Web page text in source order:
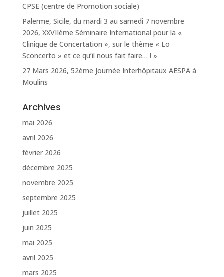
CPSE (centre de Promotion sociale)
Palerme, Sicile, du mardi 3 au samedi 7 novembre
2026, XXVIIème Séminaire International pour la «
Clinique de Concertation », sur le thème « Lo
Sconcerto » et ce qu’il nous fait faire… ! »
27 Mars 2026, 52ème Journée Interhôpitaux AESPA à
Moulins
Archives
mai 2026
avril 2026
février 2026
décembre 2025
novembre 2025
septembre 2025
juillet 2025
juin 2025
mai 2025
avril 2025
mars 2025